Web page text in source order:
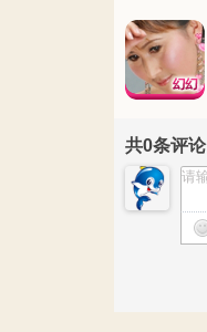
共0条评论